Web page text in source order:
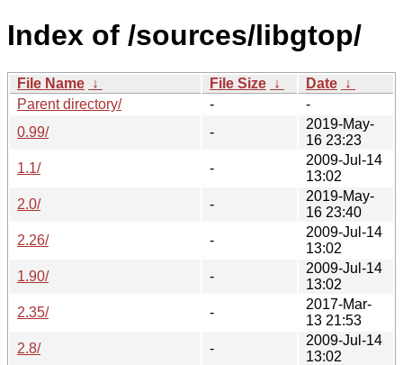
Index of /sources/libgtop/
File Name ↓ File Size ↓ Date ↓
Parent directory/
-
-
0.99/
-
2019-May-
16 23:23
1.1/
-
2009-Jul-14
13:02
2.0/
-
2019-May-
16 23:40
2.26/
-
2009-Jul-14
13:02
1.90/
-
2009-Jul-14
13:02
2.35/
-
2017-Mar-
13 21:53
2.8/
-
2009-Jul-14
13:02